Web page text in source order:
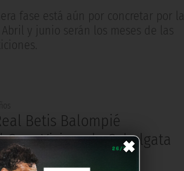
×
fase está aún por concretar por la
y junio serán los meses de las
Betis Balompié
Visir en la Cabalgata
del Distrito Sur